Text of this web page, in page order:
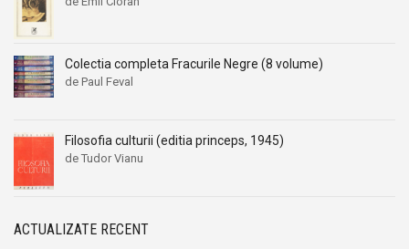
Gwendoline Tavare
Harriet Hawke
Heather Shaw
Henry Castillou
Henry James
Hugo Bettauer
Gwendoline Tavare
Harriet Hawke
Heather Shaw
Henry Castillou
Henry James
Hugo Bettauer
Colectia completa Fracurile Negre (8 volume)
de Paul Feval
Filosofia culturii (editia princeps, 1945)
de Tudor Vianu
ACTUALIZATE RECENT